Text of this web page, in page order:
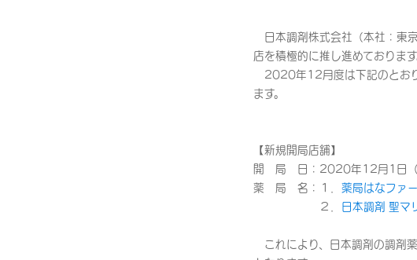
日本調剤株式会社（本社：東
店を積極的に推し進めております
2020年12月度は下記のとおり
ます。
【新規開局店舗】
開 局 日：2020年12月1日（
薬 局 名：１． 薬局はなファ
２．
日本調剤 聖マ
これにより、日本調剤の調剤